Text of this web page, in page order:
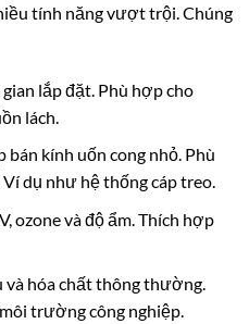
tính năng vượt trội. Chúng
lắp đặt. Phù hợp cho
lách.
bán kính uốn cong nhỏ. Phù
dụ như hệ thống cáp treo.
ozone và độ ẩm. Thích hợp
hóa chất thông thường.
trường công nghiệp.